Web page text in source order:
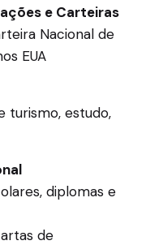
e Carteiras
Nacional de
EUA
turismo, estudo,
diplomas e
de